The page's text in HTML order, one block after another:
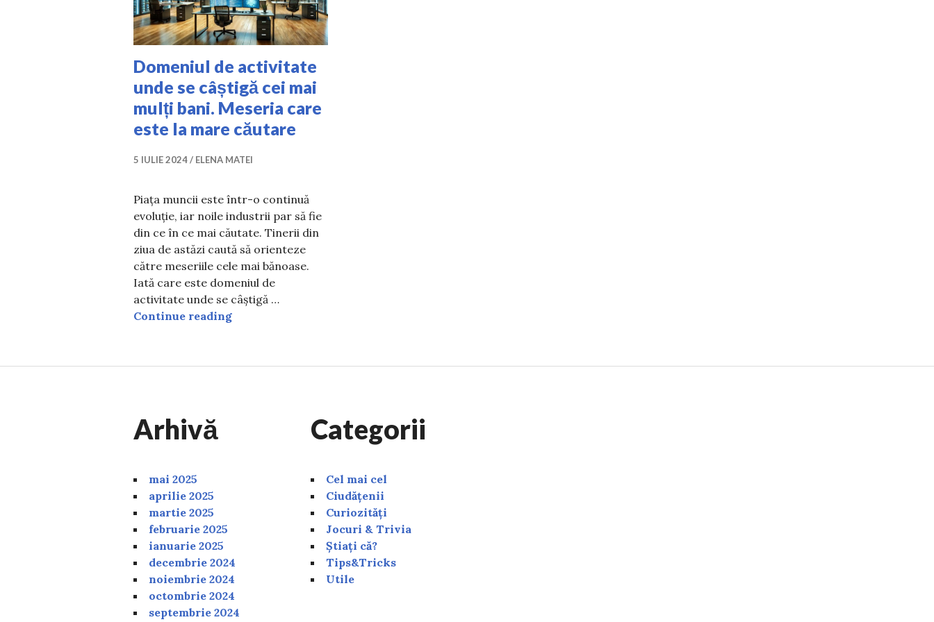
Domeniul de activitate
unde se câștigă cei mai
mulți bani. Meseria care
este la mare căutare
5 IULIE 2024 ELENA MATEI
Piața muncii este într-o continuă
evoluție, iar noile industrii par să fie
din ce în ce mai căutate. Tinerii din
ziua de astăzi caută să orienteze
către meseriile cele mai bănoase.
Iată care este domeniul de
activitate unde se câștigă …
Continue readingDomeniul de activitate unde se câștigă cei mai mulți bani. Meseria care este la mare căutare
Arhivă
mai 2025
aprilie 2025
martie 2025
februarie 2025
ianuarie 2025
decembrie 2024
noiembrie 2024
octombrie 2024
septembrie 2024
Categorii
Cel mai cel
Ciudățenii
Curiozități
Jocuri & Trivia
Știați că?
Tips&Tricks
Utile